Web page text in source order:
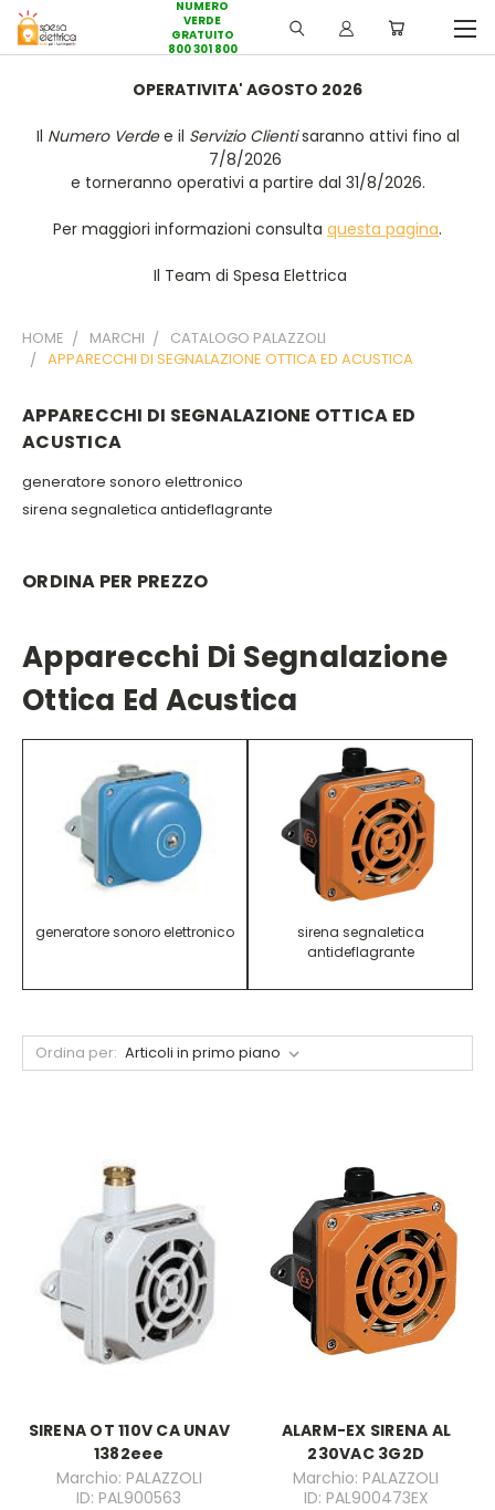
NUMERO
VERDE
GRATUITO
800 301 800
OPERATIVITA' AGOSTO 2026
Il Numero Verdee il Servizio Clientisaranno attivi fino al
7/8/2026
e torneranno operativi a partire dal 31/8/2026.
Per maggiori informazioni consulta questa pagina.
Il Team di Spesa Elettrica
HOME MARCHI
CATALOGO PALAZZOLI
APPARECCHI DI SEGNALAZIONE OTTICA ED ACUSTICA
APPARECCHI DI SEGNALAZIONE OTTICA ED
ACUSTICA
generatore sonoro elettronico
sirena segnaletica antideflagrante
ORDINA PER PREZZO
Apparecchi Di Segnalazione
Ottica Ed Acustica
generatore sonoro elettronico
sirena segnaletica
antideflagrante
Ordina per:
SIRENA OT 110V CA UNAV
1382eee
Marchio: PALAZZOLI
ID: PAL900563
ALARM-EX SIRENA AL
230VAC 3G2D
Marchio: PALAZZOLI
ID: PAL900473EX